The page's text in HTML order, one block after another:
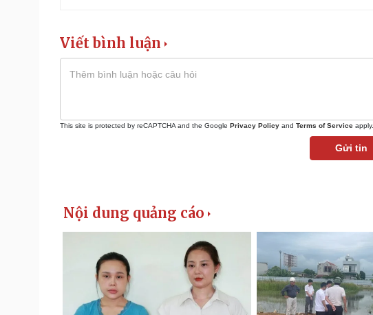
Viết bình luận
This site is protected by reCAPTCHA and the Google Privacy Policy and Terms of Service apply.
Gửi tin